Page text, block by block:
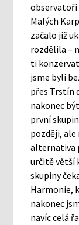
observatoři
Malých
začalo již
rozdělila –
ti
jsme byli
přes Trstín
nakonec
první
později,
alternativa
určitě větší
skupiny
Harmonie,
nakonec
navíc celá